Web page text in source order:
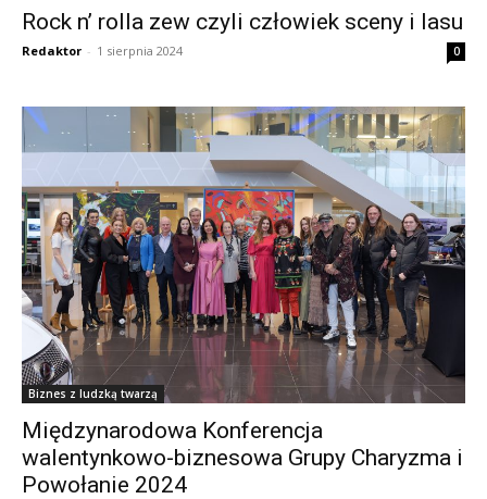
Rock n’ rolla zew czyli człowiek sceny i lasu
Redaktor - 1 sierpnia 2024 0
Biznes z ludzką twarzą
Międzynarodowa Konferencja
walentynkowo-biznesowa Grupy Charyzma i
Powołanie 2024